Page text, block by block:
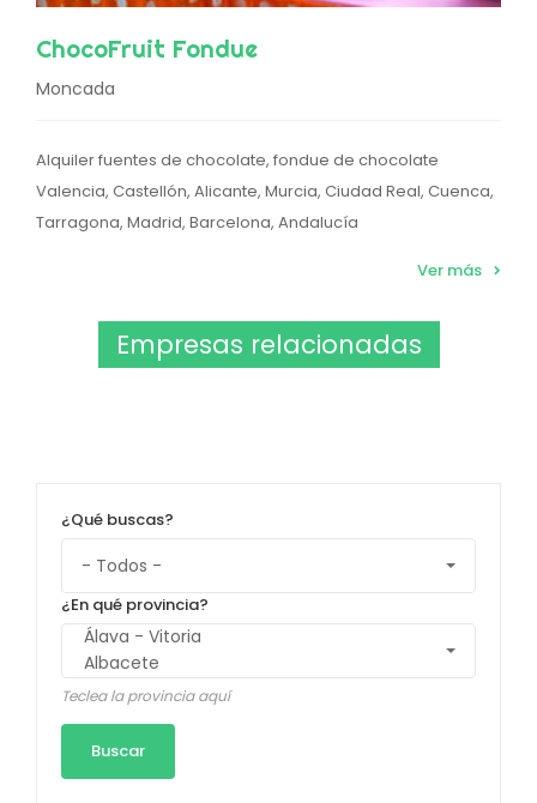
ChocoFruit Fondue
Moncada
Alquiler fuentes de chocolate, fondue de chocolate
Valencia, Castellón, Alicante, Murcia, Ciudad Real, Cuenca,
Tarragona, Madrid, Barcelona, Andalucía
Ver más
Empresas relacionadas
¿Qué buscas?
¿En qué provincia?
Teclea la provincia aquí